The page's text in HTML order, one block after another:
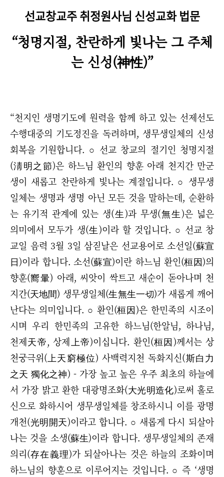
선교창교주 취정원사님 신성교화 법문
“청명지절, 찬란하게 빛나는 그 주체
는 신성(神性)”
“천지인 생명기도에 원력을 함께 하고 있는 선제선도
수행대중의 기도정진을 독려하며, 생무생일체의 신성
회복을 기원합니다. ○ 선교 창교의 절기인 청명지절
(淸明之節)은 하느님 환인의 향훈 아래 천지간 만군
생이 새롭고 찬란하게 빛나는 계절입니다. ○ 생무생
일체는 생명과 생명 아닌 모든 것을 말하는데, 순환하
는 유기적 관계에 있는 생(生)과 무생(無生)은 넓은
의미에서 모두가 생(生)이라 할 것입니다. ○ 선교 창
교일 음력 3월 3일 삼짇날은 선교용어로 소선일(蘇宣
日)이라 합니다. 소선(蘇宣)이란 하느님 환인(桓因)의
향훈(嚮暈) 아래, 씨앗이 싹트고 새순이 돋아나며 천
지간(天地間) 생무생일체(生無生一切)가 새롭게 깨어
난다는 의미입니다. ○ 환인(桓因)은 한민족의 시조이
시며 우리 한민족의 고유한 하느님(한알님, 하나님,
천제天帝, 상제上帝)이십니다. 환인(桓因)께서는 상
천궁극위(上天窮極位) 사백력지천 독화지신(斯白力
之天 獨化之神) - 가장 높고 높은 우주 최초의 하늘에
서 가장 밝고 환한 대광명조화(大光明造化)로써 홀로
신으로 화하시어 생무생일체를 창조하시니 이를 광명
개천(光明開天)이라고 합니다. ○ 새롭게 다시 되살아
나는 것을 소생(蘇生)이라 합니다. 생무생일체의 존재
의리(存在義理)가 되살아나는 것은 하늘의 조화이며
하느님의 향훈으로 이루어지는 것입니다. ○ 즉 ‘생명